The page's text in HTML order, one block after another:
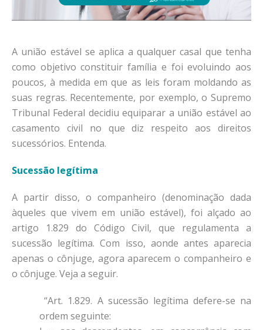
A união estável se aplica a qualquer casal que tenha
como objetivo constituir família e foi evoluindo aos
poucos, à medida em que as leis foram moldando as
suas regras. Recentemente, por exemplo, o Supremo
Tribunal Federal decidiu equiparar a união estável ao
casamento civil no que diz respeito aos direitos
sucessórios. Entenda.
Sucessão legítima
A partir disso, o companheiro (denominação dada
àqueles que vivem em união estável), foi alçado ao
artigo 1.829 do Código Civil, que regulamenta a
sucessão legítima. Com isso, aonde antes aparecia
apenas o cônjuge, agora aparecem o companheiro e
o cônjuge. Veja a seguir.
“Art. 1.829. A sucessão legítima defere-se na
ordem seguinte: